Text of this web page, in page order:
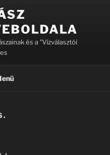
és a "Vízválasztói